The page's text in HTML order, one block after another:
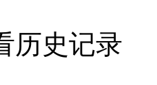
历史记录